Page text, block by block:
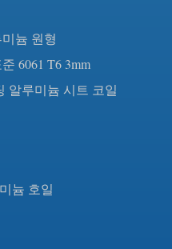
늄 원형
6061 T6 3mm
알루미늄 시트 코일
늄 호일